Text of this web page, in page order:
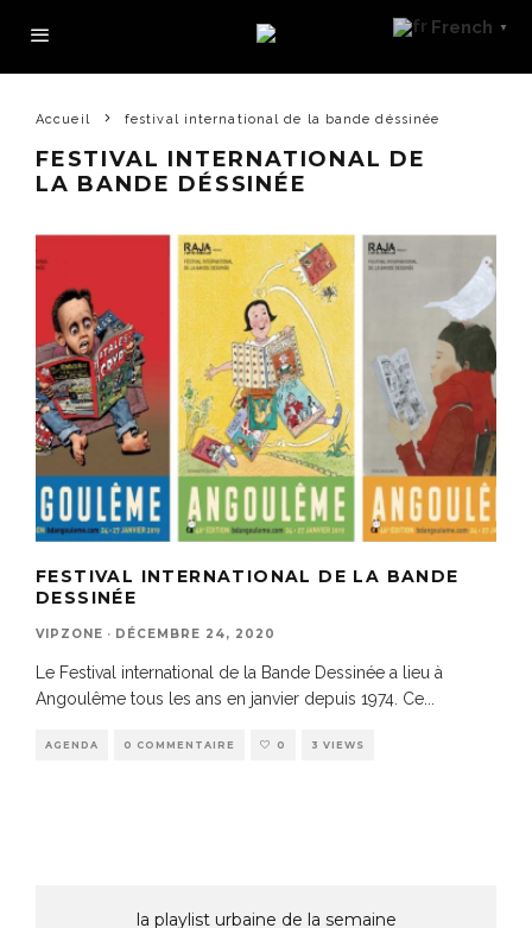
Accueil festival international de la bande déssinée
FESTIVAL INTERNATIONAL DE
LA BANDE DÉSSINÉE
FESTIVAL INTERNATIONAL DE LA BANDE
DESSINÉE
VIPZONE · DÉCEMBRE 24, 2020
Le Festival international de la Bande Dessinée a lieu à
Angoulême tous les ans en janvier depuis 1974. Ce
AGENDA 0 COMMENTAIRE 0 3 VIEWS
la playlist urbaine de la semaine
French ▼